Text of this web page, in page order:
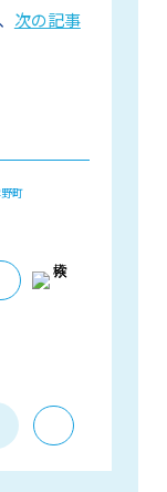
次の記事
町